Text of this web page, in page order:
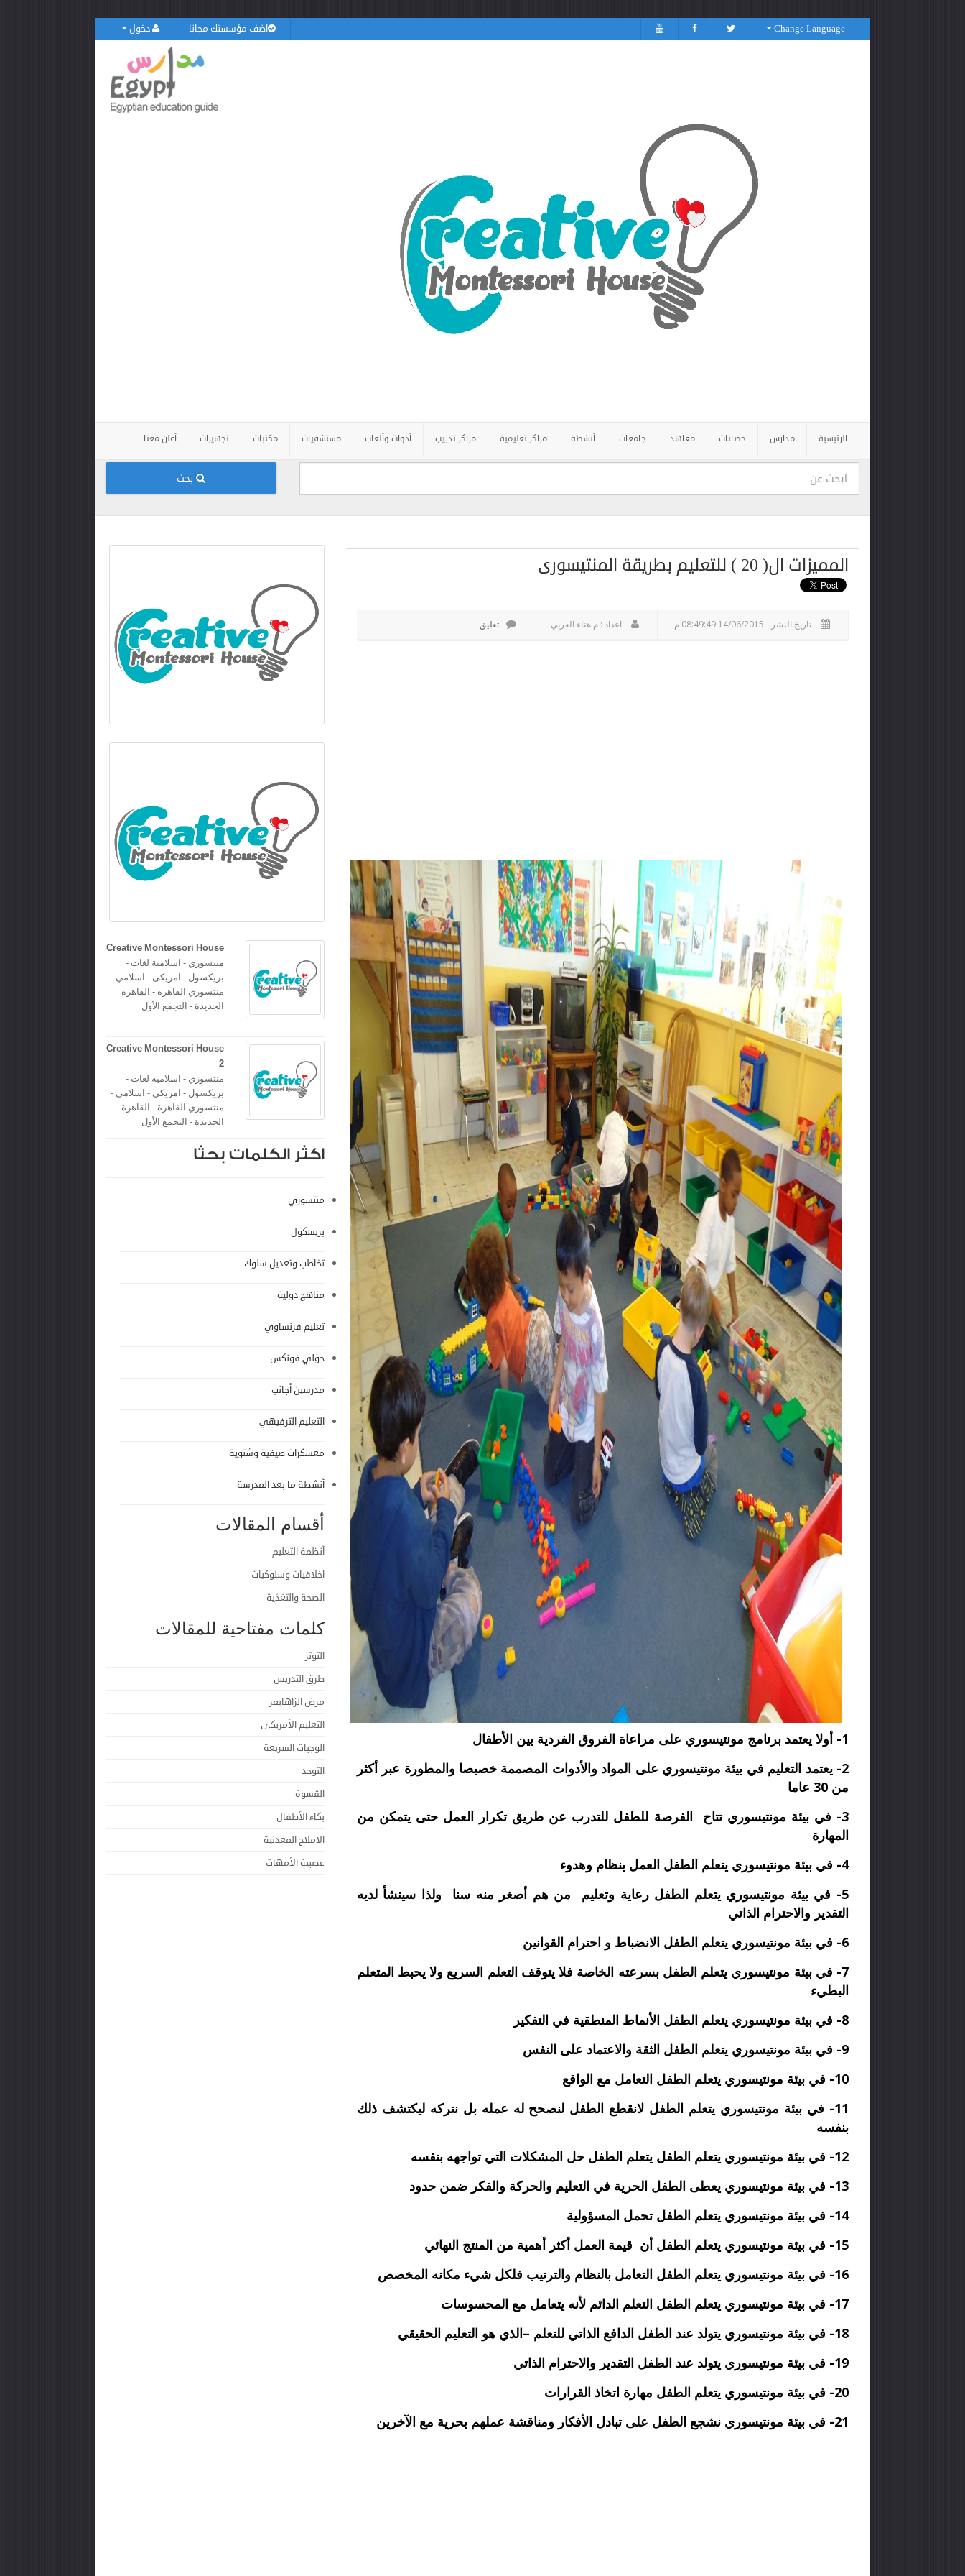
دخول اضف مؤسستك مجانا Change Language
الرئيسية مدارس حضانات معاهد جامعات أنشطة مراكز تعليمية مراكز تدريب أدوات وألعاب مستشفيات مكتبات تجهيزات أعلن معنا
بحث
المميزات ال( 20 ) للتعليم بطريقة المنتيسورى
تاريخ النشر - 14/06/2015 08:49:49 م اعداد : م هناء العربي تعليق
1- أولا يعتمد برنامج مونتيسوري على مراعاة الفروق الفردية بين الأطفال
2- يعتمد التعليم في بيئة مونتيسوري على المواد والأدوات المصممة خصيصا والمطورة عبر أكثر
من 30 عاما
3-
في بيئة مونتيسوري تتاح الفرصة للطفل للتدرب عن طريق تكرار العمل حتى يتمكن من
المهارة
4- في بيئة مونتيسوري يتعلم الطفل العمل بنظام وهدوء
5-
في بيئة مونتيسوري يتعلم الطفل رعاية وتعليم من هم أصغر منه سنا ولذا سينشأ لديه
التقدير والاحترام الذاتي
6- في بيئة مونتيسوري يتعلم الطفل الانضباط و احترام القوانين
7- في بيئة مونتيسوري يتعلم الطفل بسرعته الخاصة فلا يتوقف التعلم السريع ولا يحبط المتعلم
البطيء
8- في بيئة مونتيسوري يتعلم الطفل الأنماط المنطقية في التفكير
9- في بيئة مونتيسوري يتعلم الطفل الثقة والاعتماد على النفس
10- في بيئة مونتيسوري يتعلم الطفل التعامل مع الواقع
11-
في بيئة مونتيسوري يتعلم الطفل لانقطع الطفل لنصحح له عمله بل نتركه ليكتشف ذلك
بنفسه
12- في بيئة مونتيسوري يتعلم الطفل يتعلم الطفل حل المشكلات التي تواجهه بنفسه
13- في بيئة مونتيسوري يعطى الطفل الحرية في التعليم والحركة والفكر ضمن حدود
14- في بيئة مونتيسوري يتعلم الطفل تحمل المسؤولية
15- في بيئة مونتيسوري يتعلم الطفل أن قيمة العمل أكثر أهمية من المنتج النهائي
16- في بيئة مونتيسوري يتعلم الطفل التعامل بالنظام والترتيب فلكل شيء مكانه المخصص
17- في بيئة مونتيسوري يتعلم الطفل التعلم الدائم لأنه يتعامل مع المحسوسات
18- في بيئة مونتيسوري يتولد عند الطفل الدافع الذاتي للتعلم –الذي هو التعليم الحقيقي
19- في بيئة مونتيسوري يتولد عند الطفل التقدير والاحترام الذاتي
20- في بيئة مونتيسوري يتعلم الطفل مهارة اتخاذ القرارات
21- في بيئة مونتيسوري نشجع الطفل على تبادل الأفكار ومناقشة عملهم بحرية مع الآخرين
Creative Montessori House
منتسوري - اسلامية لغات -
بريكسول - امريكى - اسلامي -
منتسوري القاهرة - القاهرة
الجديدة - التجمع الأول
Creative Montessori House
2
منتسوري - اسلامية لغات -
بريكسول - امريكى - اسلامي -
منتسوري القاهرة - القاهرة
الجديدة - التجمع الأول
اكثر الكلمات بحثا
منتسوري
بريسكول
تخاطب وتعديل سلوك
مناهج دولية
تعليم فرنساوي
جولي فونكس
مدرسين أجانب
التعليم الترفيهي
معسكرات صيفية وشتوية
أنشطة ما بعد المدرسة
أقسام المقالات
أنظمة التعليم
اخلاقيات وسلوكيات
الصحة والتغذية
كلمات مفتاحية للمقالات
التوتر
طرق التدريس
مرض الزاهايمر
التعليم الأمريكى
الوجبات السريعة
التوحد
القسوة
بكاء الأطفال
الاملاح المعدنية
عصبية الأمهات